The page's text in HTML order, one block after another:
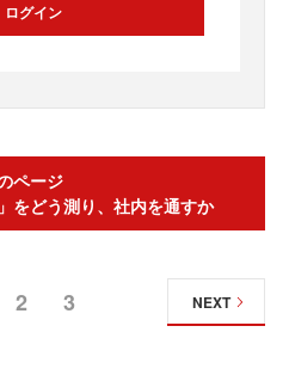
ログイン
ページ
をどう測り、社内を通すか
2 3 NEXT